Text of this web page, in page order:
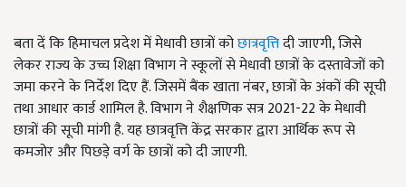
बता दें कि हिमाचल प्रदेश में मेधावी छात्रों कोछात्रवृत्तिदी जाएगी, जिसे
लेकर राज्य के उच्च शिक्षा विभाग ने स्कूलों से मेधावी छात्रों के दस्तावेजों को
जमा करने के निर्देश दिए हैं. जिसमें बैंक खाता नंबर, छात्रों के अंकों की सूची
तथा आधार कार्ड शामिल है. विभाग ने शैक्षणिक सत्र 2021-22 के मेधावी
छात्रों की सूची मांगी है. यह छात्रवृत्ति केंद्र सरकार द्वारा आर्थिक रूप से
कमजोर और पिछड़े वर्ग के छात्रों को दी जाएगी.